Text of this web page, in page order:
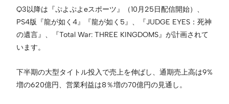
Q3以降は『ぷよぷよeスポーツ』（10月25日配信開始）、
PS4版『龍が如く4』『龍が如く5』、『JUDGE EYES：死神
の遺⾔』、『Total War: THREE KINGDOMS』が計画されて
います。
下半期の大型タイトル投入で売上を伸ばし、通期売上高は9%
増の620億円、営業利益は8％増の70億円の見通し。